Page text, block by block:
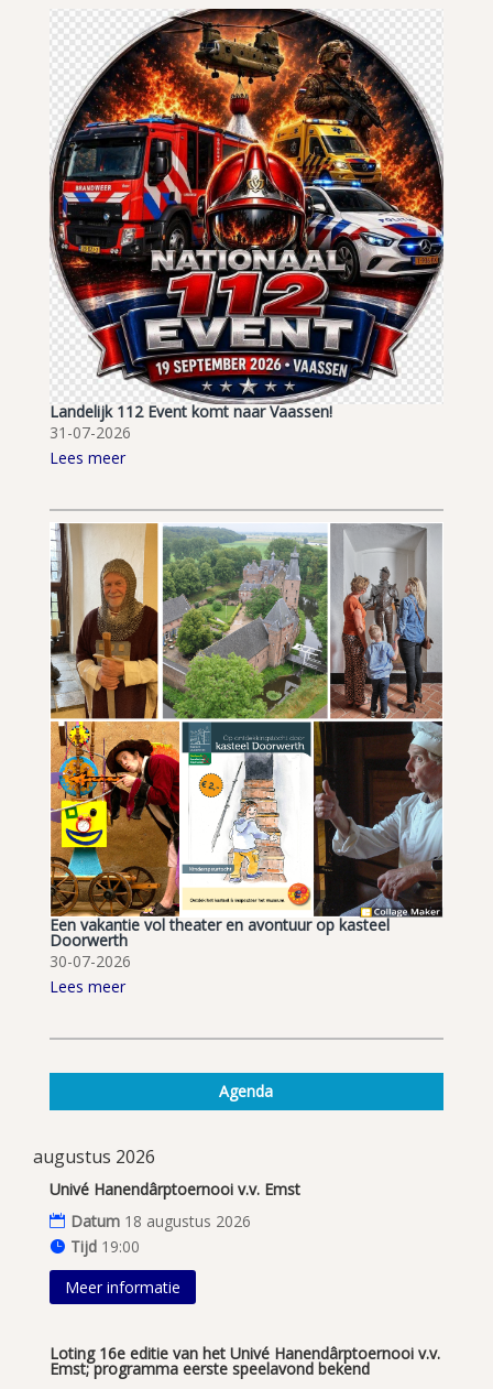
Landelijk 112 Event komt naar Vaassen!
31-07-2026
Lees meer
Een vakantie vol theater en avontuur op kasteel
Doorwerth
30-07-2026
Lees meer
Agenda
augustus 2026
Univé Hanendârptoernooi v.v. Emst
Datum 18 augustus 2026
Tijd 19:00
Meer informatie
Loting 16e editie van het Univé Hanendârptoernooi v.v.
Emst; programma eerste speelavond bekend